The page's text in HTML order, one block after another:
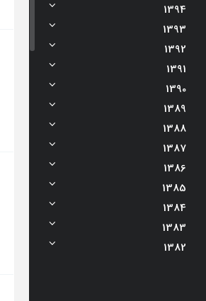
1394
1393
1392
1391
1390
1389
1388
1387
1386
1385
1384
1383
1382